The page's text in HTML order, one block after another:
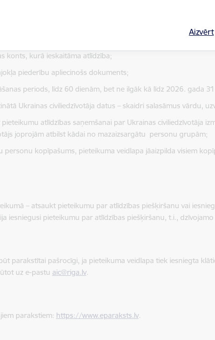
Aizvērt
pieteikuma veidlapu, tajā
personas kods, vai juridiskajai personai nosaukums un
konts, kurā ieskaitāma atlīdzība;
piederību apliecinošs dokuments;
periods, līdz 60 dienām, bet ne ilgāk kā līdz 2026. gada
Ukrainas civiliedzīvotāja datus – skaidri salasāmus vārdu,
atlīdzības saņemšanai par Ukrainas civiliedzīvotāja
joprojām atbilst kādai no mazaizsargātu personu grupām;
personu kopīpašums, pieteikuma veidlapa jāaizpilda visiem
– atsaukt pieteikumu par atlīdzības piešķiršanu vai
iesniegusi pieteikumu par atlīdzības piešķiršanu, t.i.,
parakstītai pašrocīgi, ja pieteikuma veidlapa tiek iesniegta
uz e-pastu aic@riga.lv.
parakstiem: https://www.eparaksts.lv.